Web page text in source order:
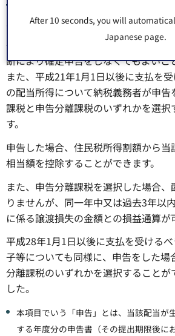
After 10 seconds, you will
Japanese page.
配当所得のうち、上場株式等の配当等
一定の大口株主等が受ける場合を除く
断により確定申告をしなくてもよいこ
また、平成21年1月1日以後に支払を
の配当所得について納税義務者が申
課税と申告分離課税のいずれかを選択
す。
申告した場合、住民税所得割額から
相当額を控除することができます。
また、申告分離課税を選択した場合
りませんが、同一年中又は過去3年以
に係る譲渡損失の金額との損益通算が
平成28年1月1日以後に支払を受ける
子等についても同様に、申告をした場
分離課税のいずれかを選択することが
した。
本項目でいう「申告」とは、当該配当が
する年度分の申告書（その提出期限後に